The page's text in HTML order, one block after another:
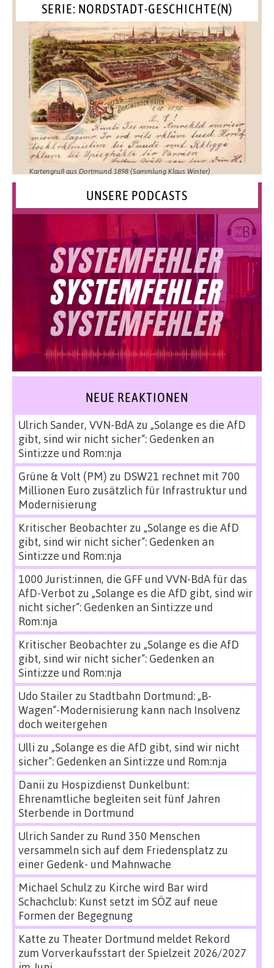
SERIE: NORDSTADT-GESCHICHTE(N)
Kartengruß aus Dortmund 1898 (Sammlung Klaus Winter)
UNSERE PODCASTS
NEUE REAKTIONEN
Ulrich Sander, VVN-BdAzu „Solange es die AfD
gibt, sind wir nicht sicher“: Gedenken an
Sinti:zze und Rom:nja
Grüne & Volt (PM) zu DSW21 rechnet mit 700
Millionen Euro zusätzlich für Infrastruktur und
Modernisierung
Kritischer Beobachterzu „Solange es die AfD
gibt, sind wir nicht sicher“: Gedenken an
Sinti:zze und Rom:nja
1000 Jurist:innen, die GFF und VVN-BdA für das
AfD-Verbot zu „Solange es die AfD gibt, sind wir
nicht sicher“: Gedenken an Sinti:zze und
Rom:nja
Kritischer Beobachterzu „Solange es die AfD
gibt, sind wir nicht sicher“: Gedenken an
Sinti:zze und Rom:nja
Udo Stailerzu Stadtbahn Dortmund: „B-
Wagen“-Modernisierung kann nach Insolvenz
doch weitergehen
Ulli zu „Solange es die AfD gibt, sind wir nicht
sicher“: Gedenken an Sinti:zze und Rom:nja
Danii zu Hospizdienst Dunkelbunt:
Ehrenamtliche begleiten seit fünf Jahren
Sterbende in Dortmund
Ulrich Sanderzu Rund 350 Menschen
versammeln sich auf dem Friedensplatz zu
einer Gedenk- und Mahnwache
Michael Schulz zu Kirche wird Bar wird
Schachclub: Kunst setzt im SÖZ auf neue
Formen der Begegnung
Katte zu Theater Dortmund meldet Rekord
zum Vorverkaufsstart der Spielzeit 2026/2027